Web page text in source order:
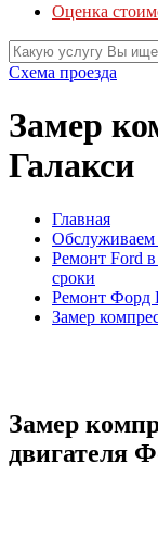
Оценка
Схема проезда
Замер
Галакси
Главная
Ремонт Ford
сроки
Ремонт Форд
Замер
Замер
двигателя